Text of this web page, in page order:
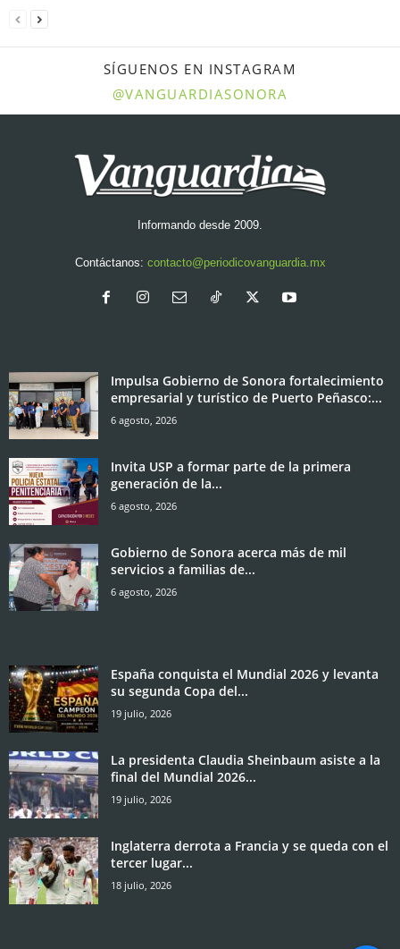
SÍGUENOS EN INSTAGRAM
@VANGUARDIASONORA
Informando desde 2009.
Contáctanos: contacto@periodicovanguardia.mx
Impulsa Gobierno de Sonora fortalecimiento
empresarial y turístico de Puerto Peñasco:...
6 agosto, 2026
Invita USP a formar parte de la primera
generación de la...
6 agosto, 2026
Gobierno de Sonora acerca más de mil
servicios a familias de...
6 agosto, 2026
España conquista el Mundial 2026 y levanta
su segunda Copa del...
19 julio, 2026
La presidenta Claudia Sheinbaum asiste a la
final del Mundial 2026...
19 julio, 2026
Inglaterra derrota a Francia y se queda con el
tercer lugar...
18 julio, 2026